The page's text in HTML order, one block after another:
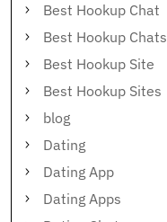
Best Hookup Chat
Best Hookup Chats
Best Hookup Site
Best Hookup Sites
blog
Dating
Dating App
Dating Apps